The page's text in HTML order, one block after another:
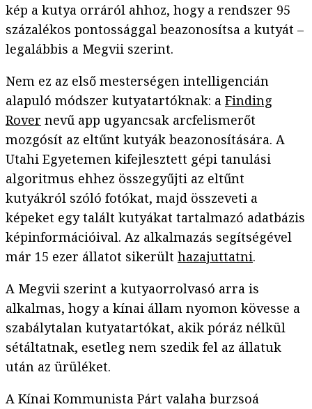
kép a kutya orráról ahhoz, hogy a rendszer 95
százalékos pontossággal beazonosítsa a kutyát –
legalábbis a Megvii szerint.
Nem ez az első mesterségen intelligencián
alapuló módszer kutyatartóknak: a Finding
Rover nevű app ugyancsak arcfelismerőt
mozgósít az eltűnt kutyák beazonosítására. A
Utahi Egyetemen kifejlesztett gépi tanulási
algoritmus ehhez összegyűjti az eltűnt
kutyákról szóló fotókat, majd összeveti a
képeket egy talált kutyákat tartalmazó adatbázis
képinformációival. Az alkalmazás segítségével
már 15 ezer állatot sikerült hazajuttatni.
A Megvii szerint a kutyaorrolvasó arra is
alkalmas, hogy a kínai állam nyomon kövesse a
szabálytalan kutyatartókat, akik póráz nélkül
sétáltatnak, esetleg nem szedik fel az állatuk
után az ürüléket.
A Kínai Kommunista Párt valaha burzsoá